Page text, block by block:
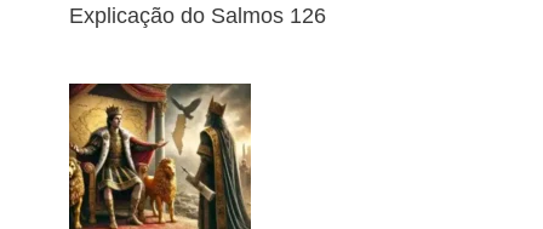
Explicação do Salmos 126